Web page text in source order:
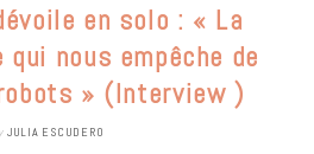
en solo : « La
nous empêche de
» (Interview )
JULIA ESCUDERO